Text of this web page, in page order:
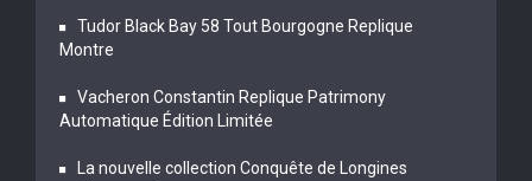
Tudor Black Bay 58 Tout Bourgogne Replique
Montre
Vacheron Constantin Replique Patrimony
Automatique Édition Limitée
La nouvelle collection Conquête de Longines